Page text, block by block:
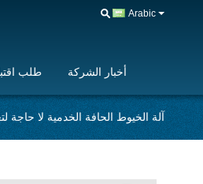
Arabic
طلب أخبار الشركة
آلة الخيوط الحافة الخدمية لا حاجة